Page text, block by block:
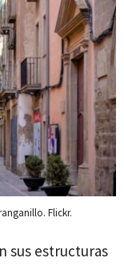
Flickr.
sus estructuras